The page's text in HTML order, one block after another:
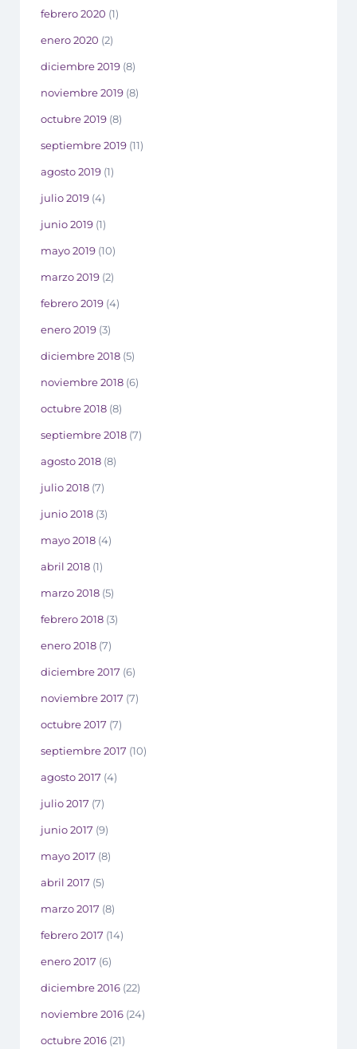
febrero 2020 (1)
enero 2020 (2)
diciembre 2019 (8)
noviembre 2019 (8)
octubre 2019 (8)
septiembre 2019 (11)
agosto 2019 (1)
julio 2019 (4)
junio 2019 (1)
mayo 2019 (10)
marzo 2019 (2)
febrero 2019 (4)
enero 2019 (3)
diciembre 2018 (5)
noviembre 2018 (6)
octubre 2018 (8)
septiembre 2018 (7)
agosto 2018 (8)
julio 2018 (7)
junio 2018 (3)
mayo 2018 (4)
abril 2018 (1)
marzo 2018 (5)
febrero 2018 (3)
enero 2018 (7)
diciembre 2017 (6)
noviembre 2017 (7)
octubre 2017 (7)
septiembre 2017 (10)
agosto 2017 (4)
julio 2017 (7)
junio 2017 (9)
mayo 2017 (8)
abril 2017 (5)
marzo 2017 (8)
febrero 2017 (14)
enero 2017 (6)
diciembre 2016 (22)
noviembre 2016 (24)
octubre 2016 (21)